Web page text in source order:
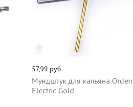
57,99 руб.
Мундштук для кальяна Orden
Electric Gold